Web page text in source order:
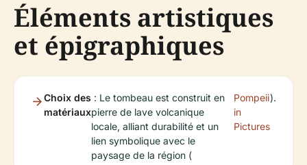
Éléments artistiques
et épigraphiques
Choix des
matériaux
: Le tombeau est construit en
pierre de lave volcanique
locale, alliant durabilité et un
lien symbolique avec le
paysage de la région (
Pompeii
in
Pictures
).